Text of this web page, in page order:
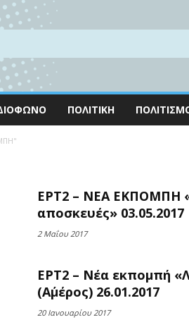
ΠΟΛΙΤΙΚΉ
ΕΡΤ2 – ΝΕΑ ΕΚΠΟΜΠΗ
αποσκευές» 03.05.2017
2 Μαΐου 2017
ΕΡΤ2 – Νέα εκπομπή
(Α΄μέρος) 26.01.2017
20 Ιανουαρίου 2017